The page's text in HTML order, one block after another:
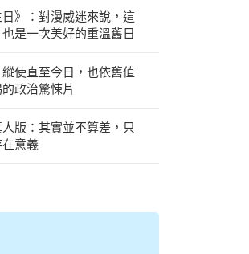
日》：對漫威迷來說，這
是一次美好的重溫舊日
縱使直至今日，也依舊值
政治驚悚片
人版：其實並不算差，只
意義